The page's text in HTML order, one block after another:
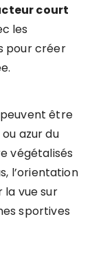
court
les
pour créer
être
azur du
végétalisés
l’orientation
vue sur
sportives